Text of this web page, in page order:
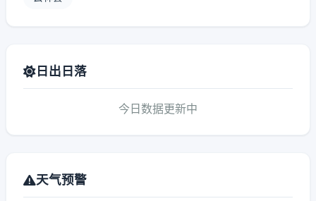
日出日落
今日数据更新中
天气预警